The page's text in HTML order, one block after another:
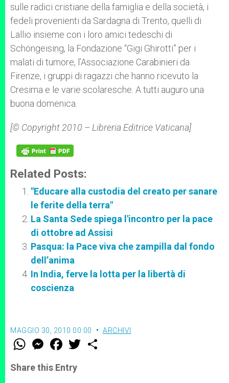
sulle radici cristiane della famiglia e della società, i
fedeli provenienti da Sardagna di Trento, quelli di
Lallio insieme con i loro amici tedeschi di
Schöngeising, la Fondazione “Gigi Ghirotti” per i
malati di tumore, l’Associazione Carabinieri da
Firenze, i gruppi di ragazzi che hanno ricevuto la
Cresima e le varie scolaresche. A tutti auguro una
buona domenica.
[© Copyright 2010 – Libreria Editrice Vaticana]
Related Posts:
"Educare alla custodia del creato per sanare
le ferite della terra"
La Santa Sede spiega l'incontro per la pace
di ottobre ad Assisi
Pasqua: la Pace viva che zampilla dal fondo
dell’anima
In India, ferve la lotta per la libertà di
coscienza
MAGGIO 30, 2010 00:00 ARCHIVI
W
t
s
M
e
s
e
F
a
e
b
w
Share this Entry